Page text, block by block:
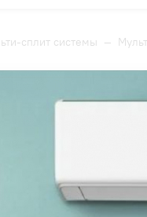
сплит системы —
M Coral-M